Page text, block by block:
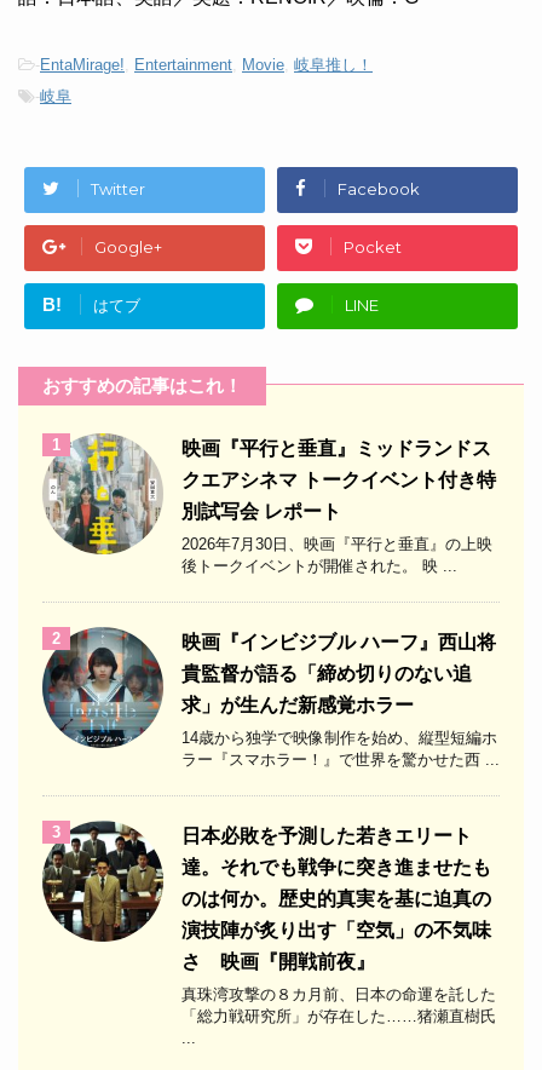
-EntaMirage! Entertainment Movie 岐阜推し！
-岐阜
Twitter Facebook
Google+ Pocket
B! はてブ LINE
おすすめの記事はこれ！
1
映画『平行と垂直』ミッドランドス
クエアシネマ トークイベント付き特
別試写会 レポート
2026年7月30日、映画『平行と垂直』の上映
後トークイベントが開催された。 映 ...
2
映画『インビジブル ハーフ』西山将
貴監督が語る「締め切りのない追
求」が生んだ新感覚ホラー
14歳から独学で映像制作を始め、縦型短編ホ
ラー『スマホラー！』で世界を驚かせた西 ...
3
日本必敗を予測した若きエリート
達。それでも戦争に突き進ませたも
のは何か。歴史的真実を基に迫真の
演技陣が炙り出す「空気」の不気味
さ 映画『開戦前夜』
真珠湾攻撃の８カ月前、日本の命運を託した
「総力戦研究所」が存在した……猪瀬直樹氏